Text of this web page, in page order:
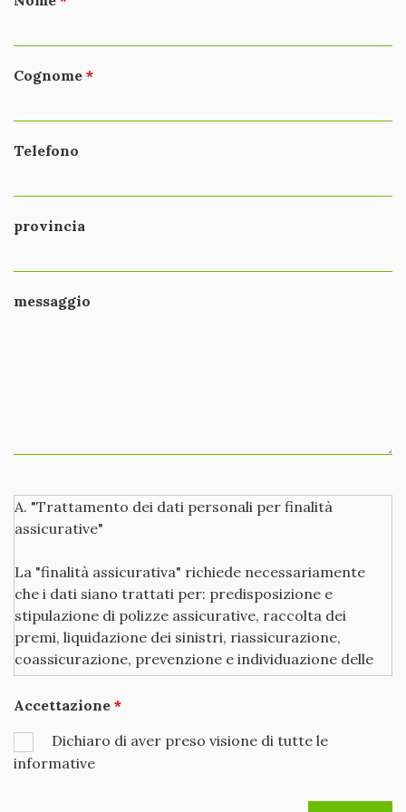
Cognome
Telefono
provincia
messaggio
A. "Trattamento dei dati personali per finalità
assicurative"
La "finalità assicurativa" richiede necessariamente
che i dati siano trattati per: predisposizione e
stipulazione di polizze assicurative, raccolta dei
premi, liquidazione dei sinistri, riassicurazione,
coassicurazione, prevenzione e individuazione delle
frodi assicurative, esercizio e difesa di diritti
dell'assicuratore, adempimento di altri specifici
clientela, gestione e controllo interno, attività
statistiche. Al fine di fornirLe i servizi e/o i prodotti
Accettazione
Dichiaro di aver preso visione di tutte le
informative